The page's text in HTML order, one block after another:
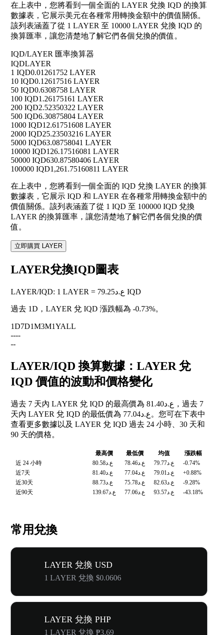
在上表中，您將看到一個全面的 LAYER 兌換 IQD 的換算
數據表，它展示美元在各種常用轉換金額中的價值關係。
該列表涵蓋了從 1 LAYER 至 10000 LAYER 兌換 IQD 的
換算匯率，讓您清楚地了解它們各個兌換的價值。
IQD/LAYER 匯率換算器
IQDLAYER
1 IQD0.01261752 LAYER
10 IQD0.12617516 LAYER
50 IQD0.6308758 LAYER
100 IQD1.26175161 LAYER
200 IQD2.52350322 LAYER
500 IQD6.30875804 LAYER
1000 IQD12.61751608 LAYER
2000 IQD25.23503216 LAYER
5000 IQD63.08758041 LAYER
10000 IQD126.17516081 LAYER
50000 IQD630.87580406 LAYER
100000 IQD1,261.75160811 LAYER
在上表中，您將看到一個全面的 IQD 兌換 LAYER 的換算
數據表，它展示 IQD 和 LAYER 在各種常用轉換金額中的
價值關係。該列表涵蓋了從 1 IQD 至 100000 IQD 兌換
LAYER 的換算匯率，讓您清楚地了解它們各個兌換的價
值。
立即購買 LAYER
LAYER兌換IQD圖表
LAYER/IQD: 1 LAYER = ع.د79.25 IQD
過去 1D，LAYER 兌 IQD 漲跌幅為 -0.73%。
1D7D1M3M1YALL
----
--
LAYER/IQD 換算數據：LAYER 兌
IQD 價值的波動和價格變化
過去 7 天內 LAYER 兌 IQD 的最高價為 ع.د81.40，過去 7
天內 LAYER 兌 IQD 的最低價為 ع.د77.04。您可在下表中
查看更多數據以及 LAYER 兌 IQD 過去 24 小時、30 天和
90 天的價格。
最高價 最低價 均值
漲跌幅
近 24 小時
ع.د80.58 ع.د78.46 ع.د79.77
-0.74%
近7天
ع.د81.40 ع.د77.04 ع.د79.01
+0.88%
近30天
ع.د88.73 ع.د75.78 ع.د82.63
-9.28%
近90天
ع.د139.67 ع.د77.06 ع.د93.57 -43.18%
常用兌換
LAYER 兌換 USD
1 LAYER 兌換 $0.0606
LAYER 兌換 PHP
1 LAYER 兌換 ₱3.69